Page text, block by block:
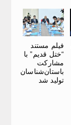
فیلم مستند
“ختل قدیم” با
مشارکت
باستان‌شناسان
تولید شد